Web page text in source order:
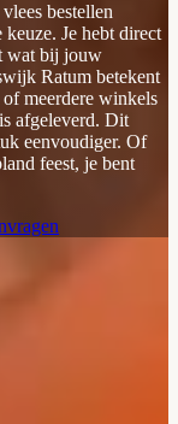
bestellen
keuze. Je hebt direct
wat bij jouw
Ratum betekent
meerdere winkels
afgeleverd. Dit
eenvoudiger. Of
feest, je bent